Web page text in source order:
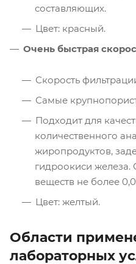
составляющих.
Цвет: красный.
Очень быстрая
Скорость
Самые
Подходит для
количественного
жиропродуктов,
гидроокиси
веществ не более
Цвет: желтый.
Области
лабораторных